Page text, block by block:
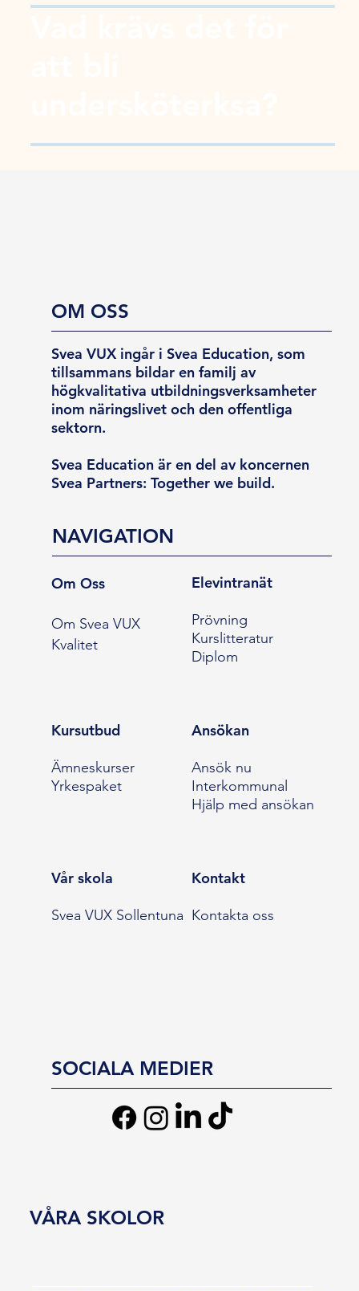
OM OSS
Svea VUX ingår i Svea Education, som
tillsammans bildar en familj av
högkvalitativa utbildningsverksamheter
inom näringslivet och den offentliga
sektorn.
Svea Education är en del av koncernen
Svea Partners: Together we build.
NAVIGATION
Om Oss
Om Svea VUX
Kvalitet
Elevintranät
Prövning
Kurslitteratur
Diplom
Kursutbud
Ämneskurser
Yrkespaket
Ansökan
Ansök nu
Interkommunal
Hjälp med ansökan
Vår skola
Svea VUX Sollentuna
Kontakt
Kontakta oss
SOCIALA MEDIER
VÅRA SKOLOR